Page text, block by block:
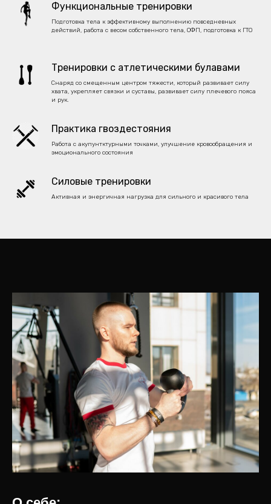
Функциональные тренировки
Подготовка тела к эффективному выполнению повседневных
действий, работа с весом собственного тела, ОФП, подготовка к ГТО
Тренировки с атлетическими булавами
Снаряд со смещенным центром тяжести, который развивает силу
хвата, укрепляет связки и суставы, развивает силу плечевого пояса
и рук.
Практика гвоздестояния
Работа с акупунтктурными точками, улучшение кровообращения и
эмоционального состояния
Силовые тренировки
Активная и энергичная нагрузка для сильного и красивого тела